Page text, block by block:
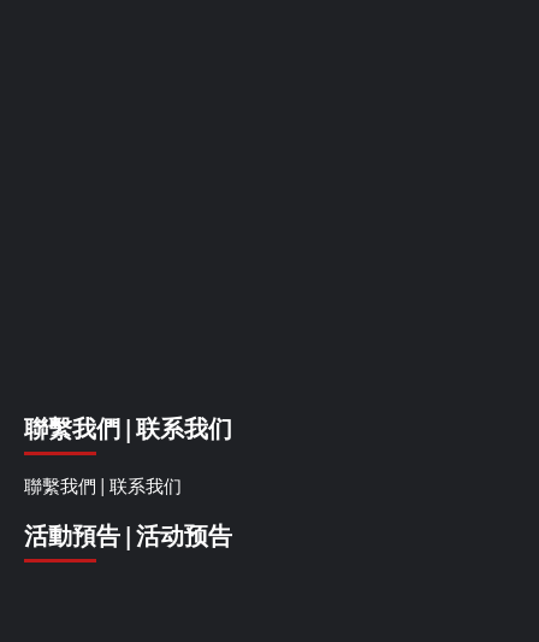
聯繫我們 | 联系我们
聯繫我們 | 联系我们
活動預告 | 活动预告